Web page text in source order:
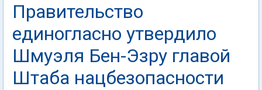
Правительство
единогласно утвердило
Шмуэля Бен-Эзру главой
Штаба нацбезопасности